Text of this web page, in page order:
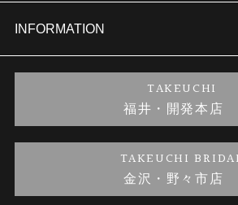
セットリング
婚約ネックレス
金・プラチナのお取引
商品一覧
ブランドリスト
金澤指輪工房｜手作りペアリング
金澤指輪工房｜手作り結婚指輪 and 婚約指輪
会社概要
お客様の声
INFORMATION
プライバシーポリシー
TAKEUCHI
福井・開発本店
TAKEUCHI
金沢・野々市店